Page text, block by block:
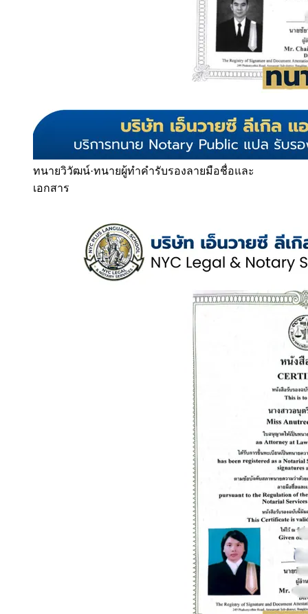
ทนายวิวัฒน์·ทนายผู้ทำคำรับรองลายมือชื่อและ
เอกสาร